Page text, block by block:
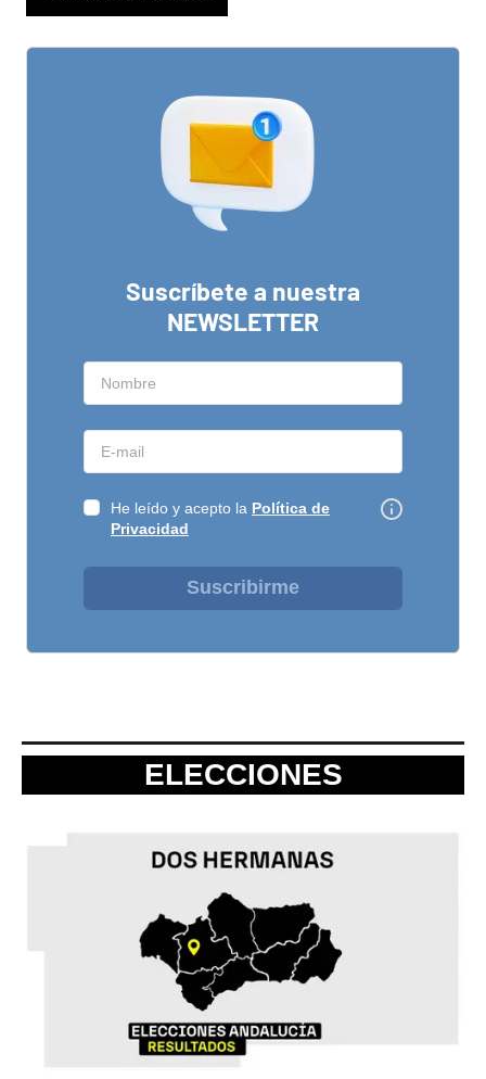
Suscríbete a nuestra
NEWSLETTER
He leído y acepto la Política de
Privacidad
Suscribirme
ELECCIONES